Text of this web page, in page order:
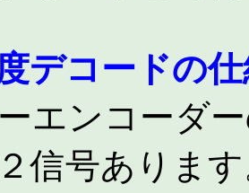
デコードの
エンコーダ
信号ありま